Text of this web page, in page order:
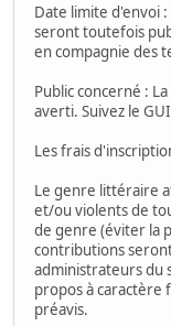
Date limite d'envoi
seront toutefois
en compagnie des
Public concerné :
averti. Suivez le
Les frais
Le genre littéraire
et/ou violents de
de genre (éviter la
contributions
administrateurs du
propos à caractère
préavis.